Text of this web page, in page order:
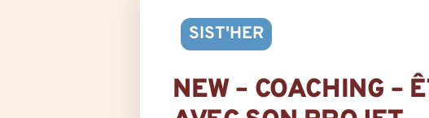
SIST'HER
NEW – COACHING –